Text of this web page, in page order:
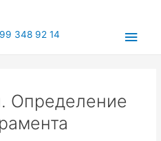
348 92 14
Определение